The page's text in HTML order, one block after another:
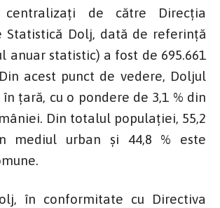
centralizați de către Direcția
Statistică Dolj, dată de referință
anuar statistic) a fost de 695.661
acest punct de vedere, Doljul
țară, cu o pondere de 3,1 % din
Din totalul populației, 55,2
mediul urban și 44,8 % este
în conformitate cu Directiva